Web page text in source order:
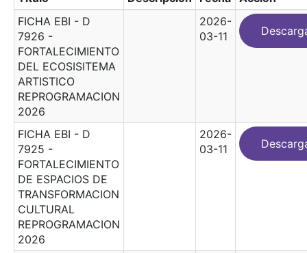
FICHA EBI - D
7926 -
FORTALECIMIENTO
DEL ECOSISITEMA
ARTISTICO
REPROGRAMACION
2026
2026-
03-11
FICHA EBI - D
7925 -
FORTALECIMIENTO
DE ESPACIOS DE
TRANSFORMACION
CULTURAL
REPROGRAMACION
2026
2026-
03-11